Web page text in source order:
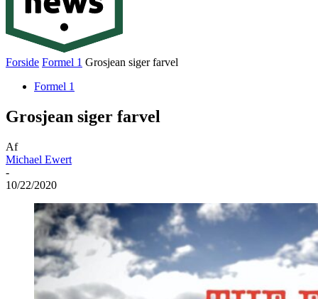
Forside Formel 1 Grosjean siger farvel
Formel 1
Grosjean siger farvel
Af
Michael Ewert
-
10/22/2020